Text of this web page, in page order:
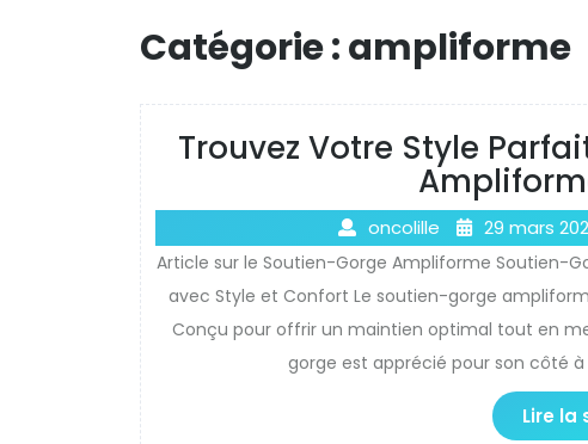
Catégorie :ampliforme
Trouvez Votre Style
oncolille 29 mars
Article sur le Soutien-Gorge Ampliforme Soutien-
avec Style et Confort Le soutien-gorge
Conçu pour offrir un maintien optimal tout en
gorge est apprécié pour son côté
Lire la